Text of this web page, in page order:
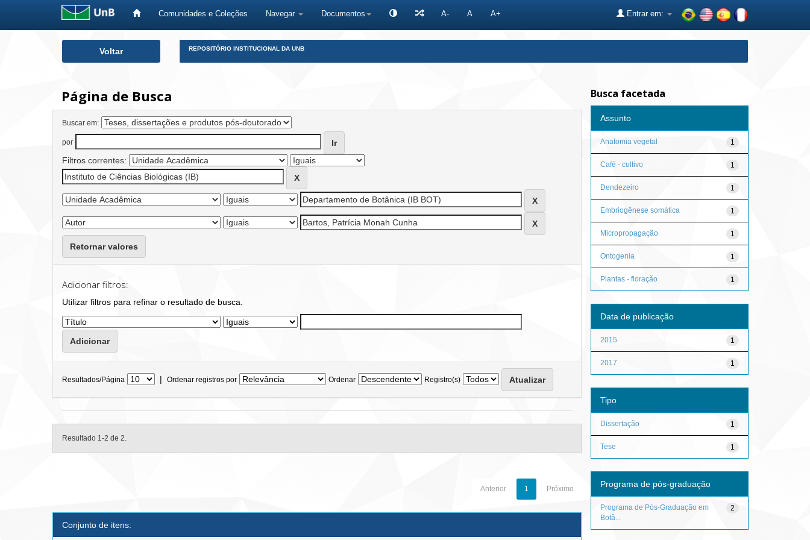
Comunidades e Coleções Navegar Documentos A- A A+ Entrar em:
Voltar REPOSITÓRIO INSTITUCIONAL DA UNB
Página de Busca
Buscar em:
por
Filtros correntes:
Retornar valores
Adicionar filtros:
Utilizar filtros para refinar o resultado de busca.
Resultados/Página | Ordenar registros por Ordenar Registro(s)
Resultado 1-2 de 2.
Anterior 1 Próximo
Conjunto de itens:
Busca facetada
Assunto
1
Anatomia vegetal
1
Café - cultivo
1
Dendezeiro
1
Embriogênese somática
1
Micropropagação
1
Ontogenia
1
Plantas - floração
Data de publicação
1
2015
1
2017
Tipo
1
Dissertação
1
Tese
Programa de pós-graduação
2
Programa de Pós-Graduação em
Botâ...